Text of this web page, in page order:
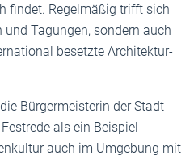
findet. Regelmäßig trifft sich
Tagungen, sondern auch
besetzte Architektur-
Bürgermeisterin der Stadt
als ein Beispiel
auch im Umgebung mit